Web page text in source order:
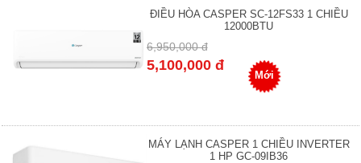
ĐIỀU HÒA CASPER SC-12FS33 1 CHIỀU
12000BTU
6,950,000 đ
5,100,000 đ
Mới
MÁY LẠNH CASPER 1 CHIỀU INVERTER
1 HP GC-09IB36